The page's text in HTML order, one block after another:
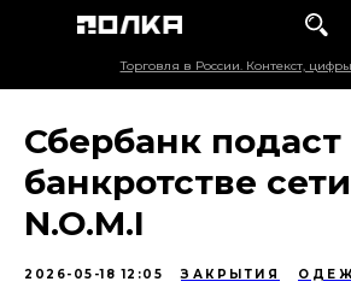
Торговля в России. Контекст,
Сбербанк подаст
банкротстве
N.O.M.I
2026-05-18 12:05 ЗАКРЫТИЯ